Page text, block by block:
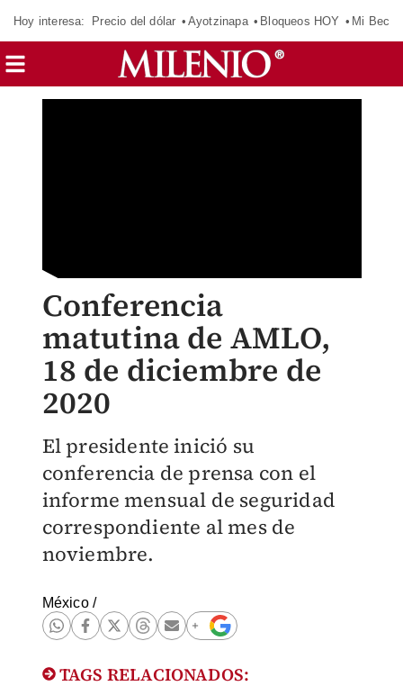
Hoy interesa: Precio del dólar Ayotzinapa Bloqueos HOY Mi Beca
Conferencia
matutina de AMLO,
18 de diciembre de
2020
El presidente inició su
conferencia de prensa con el
informe mensual de seguridad
correspondiente al mes de
noviembre.
México/
TAGS RELACIONADOS: